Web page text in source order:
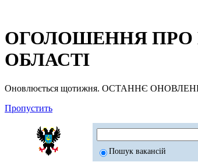
ОГОЛОШЕННЯ ПРО
ОБЛАСТІ
Оновлюється щотижня. ОСТАННЄ
Пропустить
Пошук вакансій